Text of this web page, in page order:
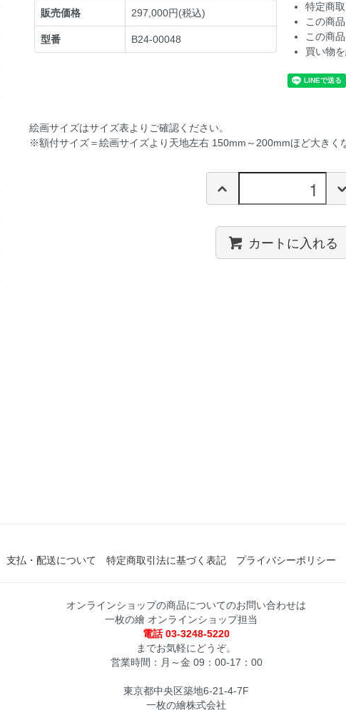
販売価格 297,000円(税込)
型番 B24-00048
特定商
この商
この商
買い物
絵画サイズはサイズ表よりご確認ください。
※額付サイズ＝絵画サイズより天地左右 150mm～200mmほど大きく
カートに入れる
支払・配送について 特定商取引法に基づく表記 プライバシーポリシー
オンラインショップの商品についてのお問い合わせは
一枚の繪 オンラインショップ担当
電話 03-3248-5220
までお気軽にどうぞ。
営業時間：月～金 09：00-17：00
東京都中央区築地6-21-4-7F
一枚の繪株式会社